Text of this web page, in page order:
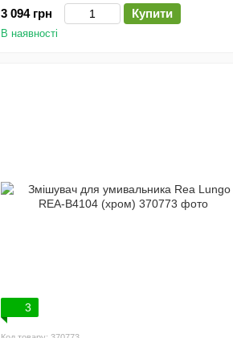
3 094 грн
Купити
В наявності
3